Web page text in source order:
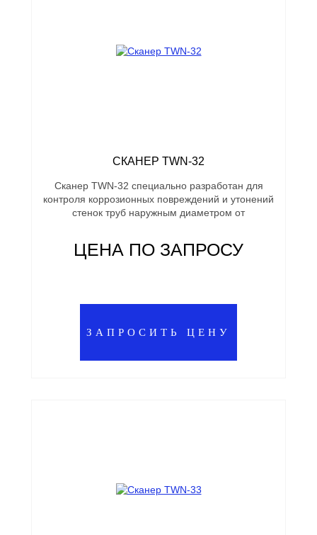
СКАНЕР TWN-32
Сканер TWN-32 специально разработан для
контроля коррозионных повреждений и утонений
стенок труб наружным диаметром от
ЦЕНА ПО ЗАПРОСУ
ЗАПРОСИТЬ ЦЕНУ